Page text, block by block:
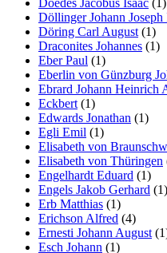
Döllinger Johann Joseph
Döring Carl August (1)
Draconites Johannes (1)
Eber Paul (1)
Eberlin von Günzburg
Ebrard Johann Heinrich
Eckbert (1)
Edwards Jonathan (1)
Egli Emil (1)
Elisabeth von
Elisabeth von Thüringen
Engelhardt Eduard (1)
Engels Jakob Gerhard (1)
Erb Matthias (1)
Erichson Alfred (4)
Ernesti Johann August
Esch Johann (1)